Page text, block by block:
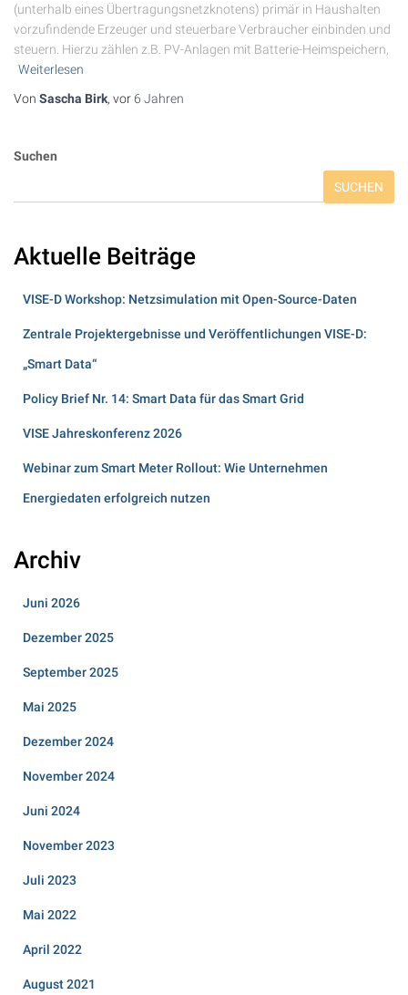
(unterhalb eines Übertragungsnetzknotens) primär in Haushalten
vorzufindende Erzeuger und steuerbare Verbraucher einbinden und
steuern. Hierzu zählen z.B. PV-Anlagen mit Batterie-Heimspeichern,
Weiterlesen
Von Sascha Birk, vor 6 Jahren
Suchen
SUCHEN
Aktuelle Beiträge
VISE-D Workshop: Netzsimulation mit Open-Source-Daten
Zentrale Projektergebnisse und Veröffentlichungen VISE-D:
„Smart Data“
Policy Brief Nr. 14: Smart Data für das Smart Grid
VISE Jahreskonferenz 2026
Webinar zum Smart Meter Rollout: Wie Unternehmen
Energiedaten erfolgreich nutzen
Archiv
Juni 2026
Dezember 2025
September 2025
Mai 2025
Dezember 2024
November 2024
Juni 2024
November 2023
Juli 2023
Mai 2022
April 2022
August 2021